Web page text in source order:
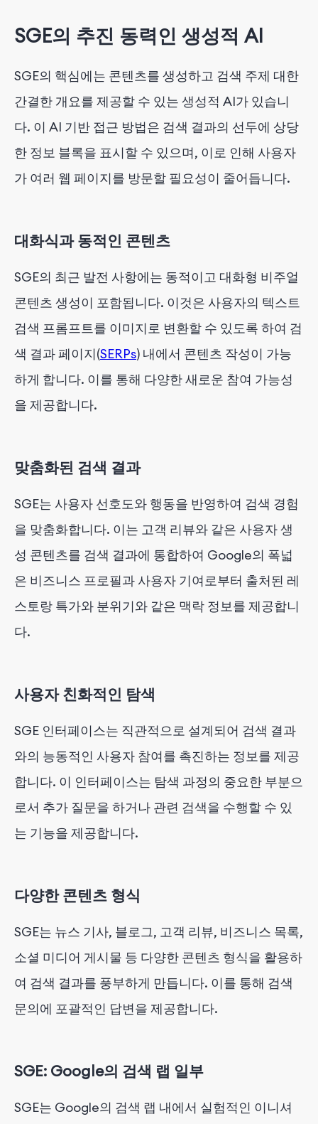
SGE의 추진 동력인 생성적 AI
SGE의 핵심에는 콘텐츠를 생성하고 검색 주제 대한
간결한 개요를 제공할 수 있는 생성적 AI가 있습니
다. 이 AI 기반 접근 방법은 검색 결과의 선두에 상당
한 정보 블록을 표시할 수 있으며, 이로 인해 사용자
가 여러 웹 페이지를 방문할 필요성이 줄어듭니다.
대화식과 동적인 콘텐츠
SGE의 최근 발전 사항에는 동적이고 대화형 비주얼
콘텐츠 생성이 포함됩니다. 이것은 사용자의 텍스트
검색 프롬프트를 이미지로 변환할 수 있도록 하여 검
색 결과 페이지(SERPs) 내에서 콘텐츠 작성이 가능
하게 합니다. 이를 통해 다양한 새로운 참여 가능성
을 제공합니다.
맞춤화된 검색 결과
SGE는 사용자 선호도와 행동을 반영하여 검색 경험
을 맞춤화합니다. 이는 고객 리뷰와 같은 사용자 생
성 콘텐츠를 검색 결과에 통합하여 Google의 폭넓
은 비즈니스 프로필과 사용자 기여로부터 출처된 레
스토랑 특가와 분위기와 같은 맥락 정보를 제공합니
다.
사용자 친화적인 탐색
SGE 인터페이스는 직관적으로 설계되어 검색 결과
와의 능동적인 사용자 참여를 촉진하는 정보를 제공
합니다. 이 인터페이스는 탐색 과정의 중요한 부분으
로서 추가 질문을 하거나 관련 검색을 수행할 수 있
는 기능을 제공합니다.
다양한 콘텐츠 형식
SGE는 뉴스 기사, 블로그, 고객 리뷰, 비즈니스 목록,
소셜 미디어 게시물 등 다양한 콘텐츠 형식을 활용하
여 검색 결과를 풍부하게 만듭니다. 이를 통해 검색
문의에 포괄적인 답변을 제공합니다.
SGE: Google의 검색 랩 일부
SGE는 Google의 검색 랩 내에서 실험적인 이니셔